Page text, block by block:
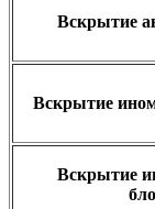
Вскрытие
Вскрытие
Вскрытие